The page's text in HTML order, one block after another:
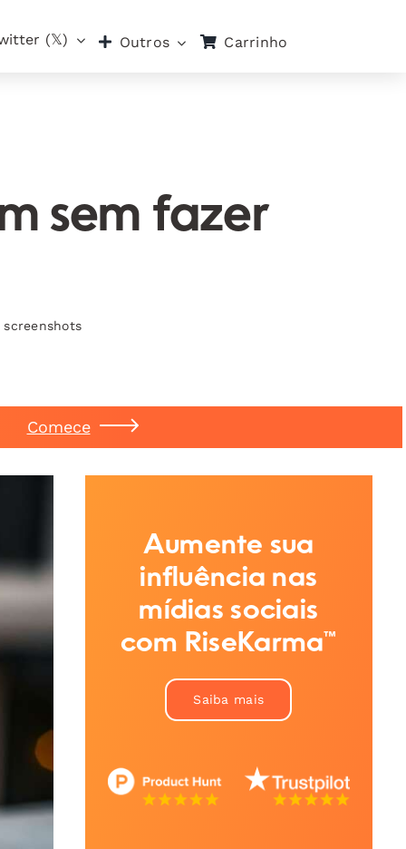
(𝕏) Outros Carrinho
sem fazer
Comece
Aumente sua
influência nas
mídias sociais
com RiseKarma™
Saiba mais